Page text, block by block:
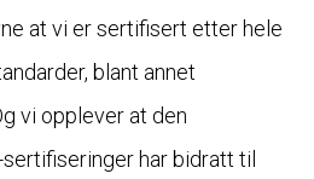
at vi er sertifisert etter hele
blant annet
vi opplever at den
har bidratt til